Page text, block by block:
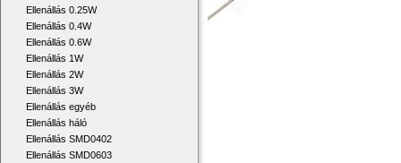
Ellenállás 0.25W
Ellenállás 0.4W
Ellenállás 0.6W
Ellenállás 1W
Ellenállás 2W
Ellenállás 3W
Ellenállás egyéb
Ellenállás háló
Ellenállás SMD0402
Ellenállás SMD0603